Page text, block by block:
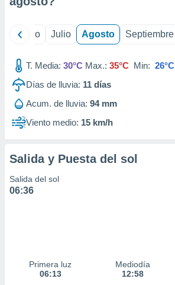
mediante
publicidad
publicidad
1199
Junio Julio Agosto Septiembre
T. Media: 30°C Max.: 35°C Min: 26°C
Días de lluvia: 11 días
Acum. de lluvia: 94 mm
Viento medio: 15 km/h
Salida y Puesta del sol
Salida del sol
06:36
Primera luz
06:13
Mediodía
12:58